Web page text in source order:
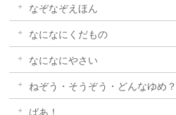
なぞなぞえほん
なになにくだもの
なになにやさい
ねぞう・そうぞう・どんなゆめ？
ばあ！